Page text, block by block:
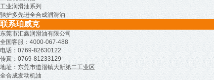
工业润滑油系列
驰护多先进全合成润滑油
联系珀威克
东莞市汇鑫润滑油有限公司
全国客服：4000-067-488
电话：0769-82630122
传真：0769-81233129
地址：东莞市道滘镇大新第二工业区
全合成发动机油